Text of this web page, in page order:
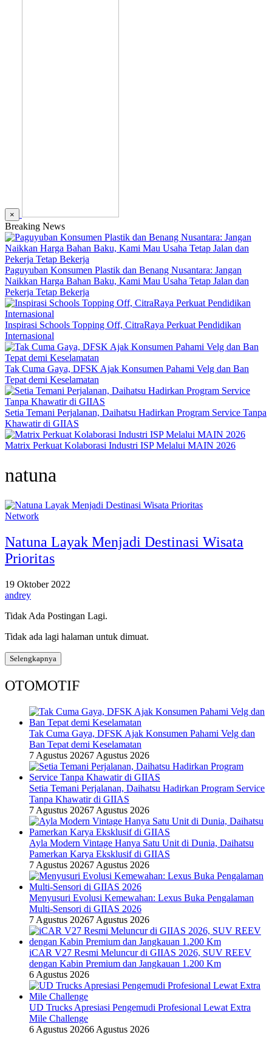
×
Breaking News
Paguyuban Konsumen Plastik dan Benang Nusantara: Jangan
Naikkan Harga Bahan Baku, Kami Mau Usaha Tetap Jalan dan
Pekerja Tetap Bekerja
Inspirasi Schools Topping Off, CitraRaya Perkuat Pendidikan
Internasional
Tak Cuma Gaya, DFSK Ajak Konsumen Pahami Velg dan Ban
Tepat demi Keselamatan
Setia Temani Perjalanan, Daihatsu Hadirkan Program Service Tanpa
Khawatir di GIIAS
Matrix Perkuat Kolaborasi Industri ISP Melalui MAIN 2026
natuna
Network
Natuna Layak Menjadi Destinasi Wisata
Prioritas
19 Oktober 2022
andrey
Tidak Ada Postingan Lagi.
Tidak ada lagi halaman untuk dimuat.
Selengkapnya
OTOMOTIF
Tak Cuma Gaya, DFSK Ajak Konsumen Pahami Velg dan
Ban Tepat demi Keselamatan
7 Agustus 20267 Agustus 2026
Setia Temani Perjalanan, Daihatsu Hadirkan Program Service
Tanpa Khawatir di GIIAS
7 Agustus 20267 Agustus 2026
Ayla Modern Vintage Hanya Satu Unit di Dunia, Daihatsu
Pamerkan Karya Eksklusif di GIIAS
7 Agustus 20267 Agustus 2026
Menyusuri Evolusi Kemewahan: Lexus Buka Pengalaman
Multi-Sensori di GIIAS 2026
7 Agustus 20267 Agustus 2026
iCAR V27 Resmi Meluncur di GIIAS 2026, SUV REEV
dengan Kabin Premium dan Jangkauan 1.200 Km
6 Agustus 2026
UD Trucks Apresiasi Pengemudi Profesional Lewat Extra
Mile Challenge
6 Agustus 20266 Agustus 2026